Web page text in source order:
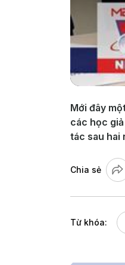
Mới đây
các học
tác sau hai
Chia sẻ
Từ khóa: